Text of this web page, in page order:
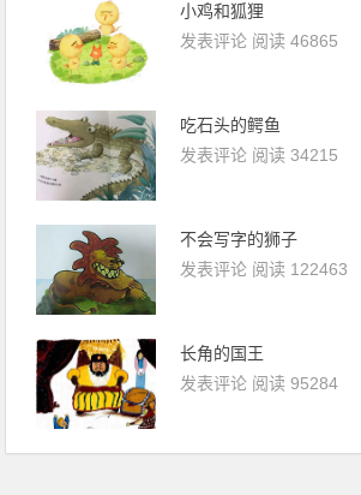
小鸡和狐狸
发表评论 阅读 46865
吃石头的鳄鱼
发表评论 阅读 34215
不会写字的狮子
发表评论 阅读 122463
长角的国王
发表评论 阅读 95284